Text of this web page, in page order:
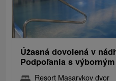
Úžasná dovolená v
Podpoľania s
Resort Masarykov dvor